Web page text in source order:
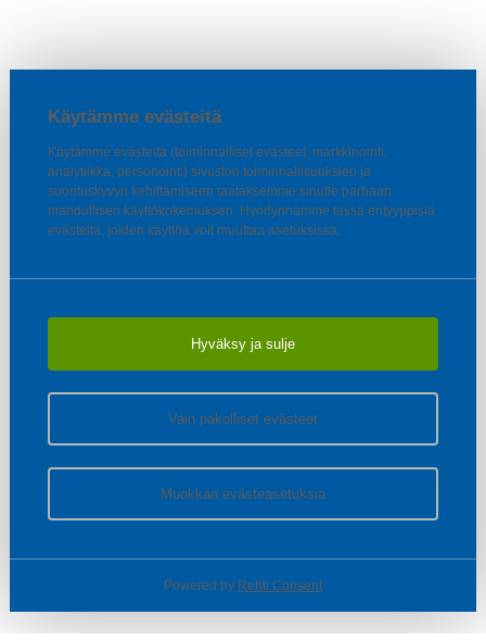
Käytämme evästeitä
Käytämme evästeitä (toiminnalliset evästeet, markkinointi,
analytiikka, personointi) sivuston toiminnallisuuksien ja
suorituskyvyn kehittämiseen taataksemme sinulle parhaan
mahdollisen käyttökokemuksen. Hyödynnämme tässä erityyppisiä
evästeitä, joiden käyttöä voit muuttaa asetuksissa.
Hyväksy ja sulje
Vain pakolliset evästeet
Muokkaa evästeasetuksia
Powered by Rehti Consent